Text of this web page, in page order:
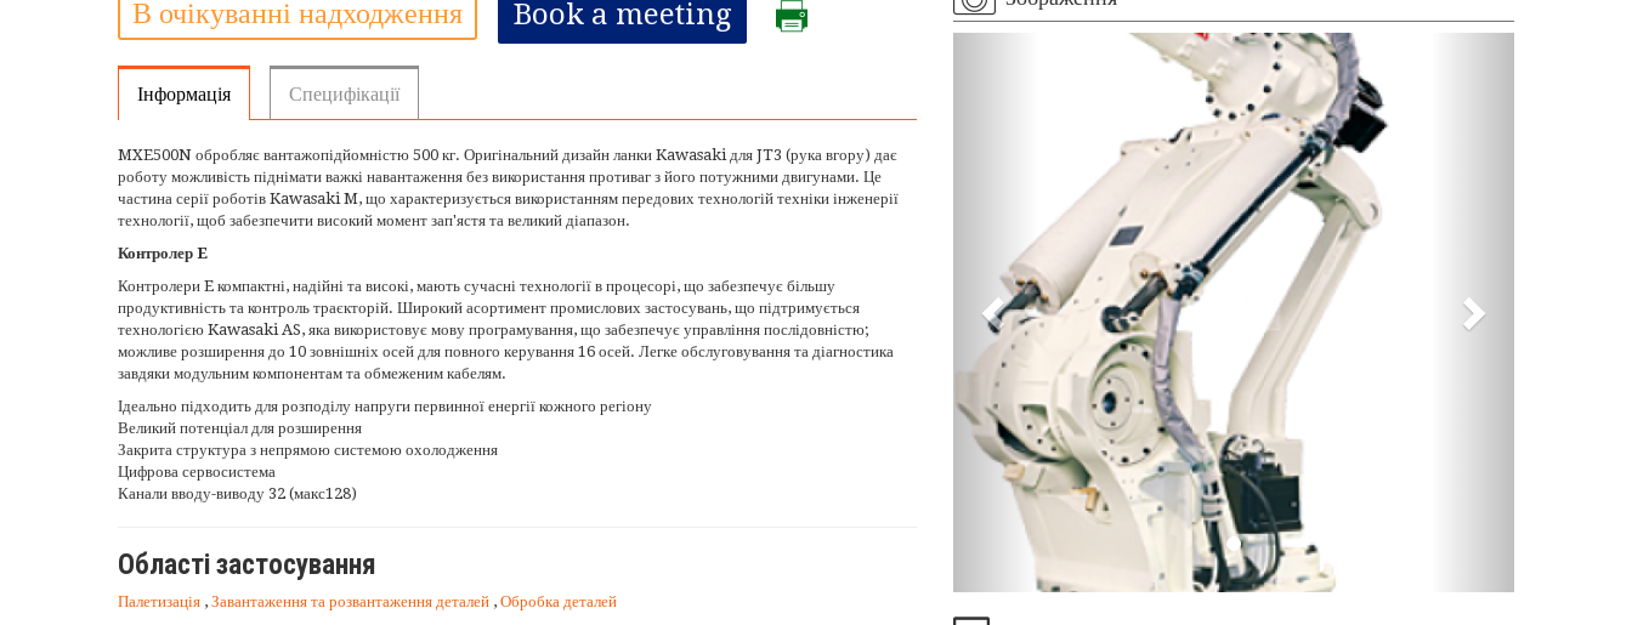
В очікуванні надходження Book a meeting
Інформація Специфікації
MXE500N обробляє вантажопідйомністю 500 кг. Оригінальний дизайн ланки Kawasaki для JT3 (рука вгору) дає
роботу можливість піднімати важкі навантаження без використання противаг з його потужними двигунами. Це
частина серії роботів Kawasaki M, що характеризується використанням передових технологій техніки інженерії
технології, щоб забезпечити високий момент зап'ястя та великий діапазон.
Контролер E
Контролери E компактні, надійні та високі, мають сучасні технології в процесорі, що забезпечує більшу
продуктивність та контроль траєкторій. Широкий асортимент промислових застосувань, що підтримується
технологією Kawasaki AS, яка використовує мову програмування, що забезпечує управління послідовністю;
можливе розширення до 10 зовнішніх осей для повного керування 16 осей. Легке обслуговування та діагностика
завдяки модульним компонентам та обмеженим кабелям.
Ідеально підходить для розподілу напруги первинної енергії кожного регіону
Великий потенціал для розширення
Закрита структура з непрямою системою охолодження
Цифрова сервосистема
Канали вводу-виводу 32 (макс128)
Області застосування
Палетизація , Завантаження та розвантаження деталей , Обробка деталей